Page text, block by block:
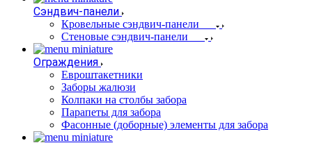
Сэндвич-панели
Кровельные сэндвич-панели
Стеновые сэндвич-панели
Ограждения
Евроштакетники
Заборы жалюзи
Колпаки на столбы забора
Парапеты для забора
Фасонные (доборные) элементы для забора